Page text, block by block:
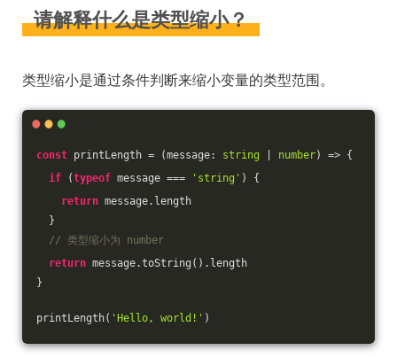
请解释什么是类型缩小？
类型缩小是通过条件判断来缩小变量的类型范围。
const printLength = (message: string number) => {
if (typeof message === 'string' ) {
return message.length
}
// 类型缩小为 number
return message.toString().length
}
printLength( 'Hello, world!' )